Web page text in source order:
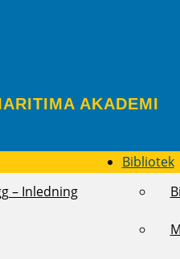
AKADEMI
– Inledning
Bibliotek